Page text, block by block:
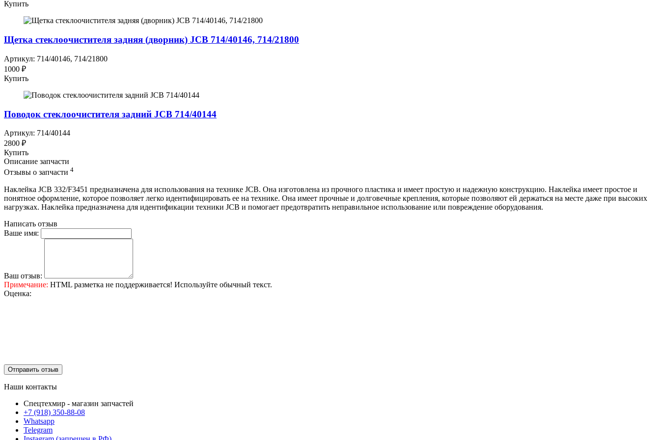
Купить
Щетка стеклоочистителя задняя (дворник) JCB 714/40146, 714/21800
Артикул: 714/40146, 714/21800
1000 ₽
Купить
Поводок стеклоочистителя задний JCB 714/40144
Артикул: 714/40144
2800 ₽
Купить
Описание запчасти
Отзывы о запчасти 4
Наклейка JCB 332/F3451 предназначена для использования на технике JCB. Она изготовлена из прочного пластика и имеет простую и надежную конструкцию. Наклейка имеет простое и
понятное оформление, которое позволяет легко идентифицировать ее на технике. Она имеет прочные и долговечные крепления, которые позволяют ей держаться на месте даже при высоких
нагрузках. Наклейка предназначена для идентификации техники JCB и помогает предотвратить неправильное использование или повреждение оборудования.
Написать отзыв
Ваше имя:
Ваш отзыв:
Примечание: HTML разметка не поддерживается! Используйте обычный текст.
Оценка:
Отправить отзыв
Наши контакты
Спецтехмир - магазин запчастей
+7 (918) 350-88-08
Whatsapp
Telegram